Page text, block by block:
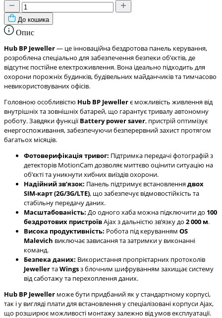
До кошика
Опис
Hub BP Jeweller— це інноваційна бездротова панель керування,
розроблена спеціально для забезпечення безпеки обʼєктів, де
відсутнє постійне електроживлення. Вона ідеально підходить для
охорони порожніх будинків, будівельних майданчиків та тимчасово
невикористовуваних офісів.
Головною особливістю Hub BP Jewellerє можливість живлення від
внутрішніх та зовнішніх батарей, що гарантує тривалу автономну
роботу. Завдяки функціїBattery power saver, пристрій оптимізує
енергоспоживання, забезпечуючи безперервний захист протягом
багатьох місяців.
Фотоверифікація тривог: Підтримка передачі фотографій з
детекторів MotionCam дозволяє миттєво оцінити ситуацію на
обʼєкті та уникнути хибних виїздів охорони.
Надійний звʼязок: Панель підтримує встановленнядвох
SIM-карт (2G/3G/LTE), що забезпечує відмовостійкість та
стабільну передачу даних.
Масштабованість: До одного хаба можна підключити до 100
бездротових пристроївAjax з дальністю звʼязку до 2 000 м.
Висока продуктивність: Робота під керуванням OS
Malevich виключає зависання та затримки у виконанні
команд.
Безпека даних: Використання пропрієтарних протоколів
JewellerтаWingsз блочним шифруванням захищає систему
від саботажу та перехоплення даних.
Hub BP Jeweller може бути придбаний як у стандартному корпусі,
так і у вигляді плати для встановлення у спеціалізовані корпуси Ajax,
що розширює можливості монтажу залежно від умов експлуатації.